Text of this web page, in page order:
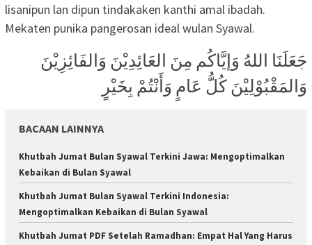
lisanipun lan dipun tindakaken kanthi amal ibadah.
Mekaten punika pangerosan ideal wulan Syawal.
جَعَلَنَا اللهُ وَإيَّاكُم مِنَ العَائِدِيْنَ وَالفَائِزِيْنَ
وَالمَقْبُوْلِيْنَ كُلُّ عَامٍ وَأَنْتُمْ بِخَيْرٍ
BACAAN LAINNYA
Khutbah Jumat Bulan Syawal Terkini Jawa: Mengoptimalkan
Kebaikan di Bulan Syawal
Khutbah Jumat Bulan Syawal Terkini Indonesia:
Mengoptimalkan Kebaikan di Bulan Syawal
Khutbah Jumat PDF Setelah Ramadhan: Empat Hal Yang Harus